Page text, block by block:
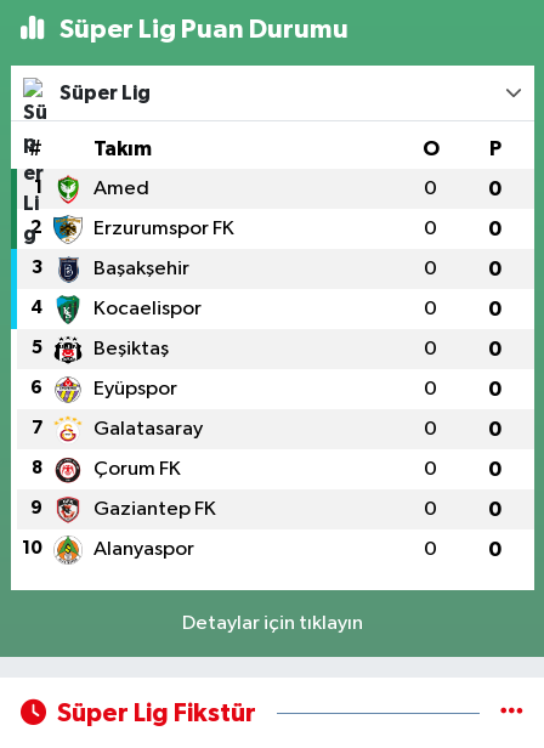
Süper Lig Puan Durumu
Süper Lig
# Takım O P
1 Amed 0 0
2 Erzurumspor FK 0 0
3 Başakşehir 0 0
4 Kocaelispor 0 0
5 Beşiktaş 0 0
6 Eyüpspor 0 0
7 Galatasaray 0 0
8 Çorum FK 0 0
9 Gaziantep FK 0 0
10 Alanyaspor 0 0
Detaylar için tıklayın
Süper Lig Fikstür